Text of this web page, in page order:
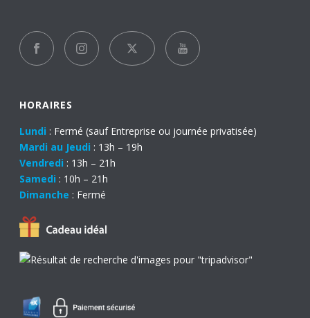
HORAIRES
Lundi : Fermé (sauf Entreprise ou journée privatisée)
Mardi au Jeudi : 13h – 19h
Vendredi : 13h – 21h
Samedi : 10h – 21h
Dimanche : Fermé